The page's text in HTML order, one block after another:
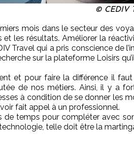
© CEDIV
mois dans le secteur des
et les résultats. Améliorer la
Travel qui a pris conscience de
sur la plateforme Loisirs
et pour faire la différence il
de nos métiers. Ainsi, il y a
à condition de se donner les
fait appel à un professionnel.
de temps pour compléter avec
telle doit être la